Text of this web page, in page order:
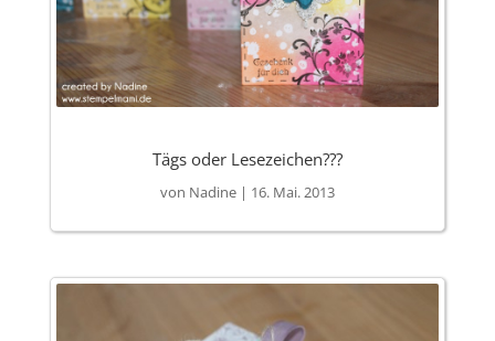
Tägs oder Lesezeichen???
von Nadine| 16. Mai. 2013